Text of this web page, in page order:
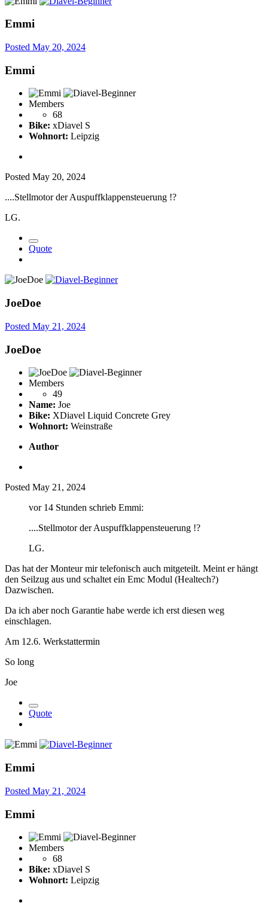
Emmi
Posted May 20, 2024
Emmi
Members
68
Bike: xDiavel S
Wohnort: Leipzig
Posted May 20, 2024
....Stellmotor der Auspuffklappensteuerung !?
LG.
Quote
JoeDoe
Posted May 21, 2024
JoeDoe
Members
49
Name: Joe
Bike: XDiavel Liquid Concrete Grey
Wohnort: Weinstraße
Author
Posted May 21, 2024
vor 14 Stunden schrieb Emmi:
....Stellmotor der Auspuffklappensteuerung !?
LG.
Das hat der Monteur mir telefonisch auch mitgeteilt. Meint er hängt
den Seilzug aus und schaltet ein Emc Modul (Healtech?)
Dazwischen.
Da ich aber noch Garantie habe werde ich erst diesen weg
einschlagen.
Am 12.6. Werkstattermin
So long
Joe
Quote
Emmi
Posted May 21, 2024
Emmi
Members
68
Bike: xDiavel S
Wohnort: Leipzig